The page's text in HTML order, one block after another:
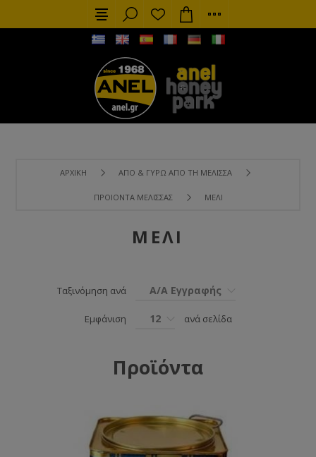
ΑΡΧΙΚΉ ΑΠΌ & ΓΎΡΩ ΑΠΌ ΤΗ ΜΈΛΙΣΣΑ
ΠΡΟΙΌΝΤΑ ΜΈΛΙΣΣΑΣ ΜΈΛΙ
ΜΈΛΙ
Ταξινόμηση ανά Α/Α Εγγραφής
Εμφάνιση 12 ανά σελίδα
Προϊόντα